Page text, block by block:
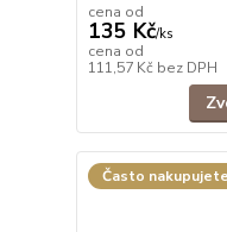
cena od
135 Kč/ks
cena od
111,57 Kč bez DPH
Často nakupujete